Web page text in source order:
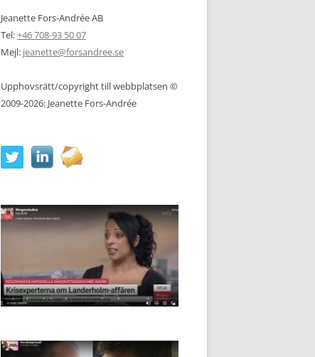
Jeanette Fors-Andrée AB
Tel:+46 708-93 50 07
Mejl: jeanette@forsandree.se
Upphovsrätt/copyright till webbplatsen ©
2009-2026: Jeanette Fors-Andrée